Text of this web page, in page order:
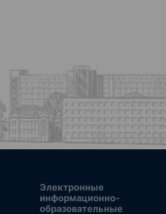
Электронные
информационно-
образовательные